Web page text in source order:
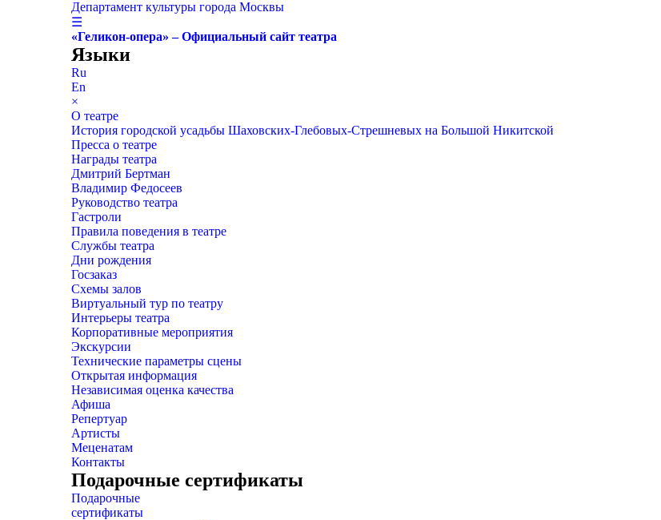
Департамент культуры города Москвы
☰
«Геликон-опера» – Официальный сайт театра
Языки
Ru
En
×
О театре
История городской усадьбы Шаховских-Глебовых-Стрешневых на Большой Никитской
Пресса о театре
Награды театра
Дмитрий Бертман
Владимир Федосеев
Руководство театра
Гастроли
Правила поведения в театре
Службы театра
Дни рождения
Госзаказ
Схемы залов
Виртуальный тур по театру
Интерьеры театра
Корпоративные мероприятия
Экскурсии
Технические параметры сцены
Открытая информация
Независимая оценка качества
Афиша
Репертуар
Артисты
Меценатам
Контакты
Подарочные сертификаты
Подарочные
сертификаты